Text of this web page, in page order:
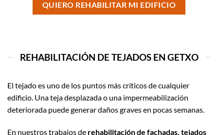
QUIERO REHABILITAR MI EDIFICIO
REHABILITACIÓN DE TEJADOS EN GETXO
El tejado es uno de los puntos más críticos de cualquier
edificio. Una teja desplazada o una impermeabilización
deteriorada puede generar daños graves en pocas semanas.
En nuestros trabajos de rehabilitación de fachadas, tejados